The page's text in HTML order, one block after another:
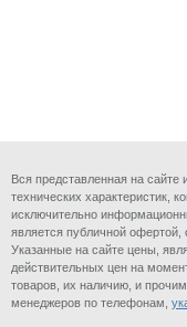
Вся представленная на
технических характеристик,
исключительно
является публичной
Указанные на сайте цены,
действительных цен на
товаров, их наличию, и
менеджеров по телефонам,